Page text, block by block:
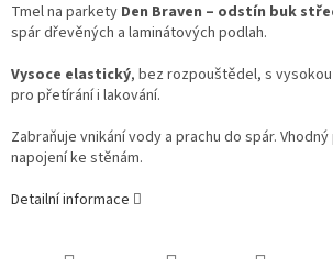
Tmel na parkety Den Braven – odstín buk
spár dřevěných a laminátových podlah.
Vysoce elastický, bez rozpouštědel, s
pro přetírání i lakování.
Zabraňuje vnikání vody a prachu do spár.
napojení ke stěnám.
Detailní informace